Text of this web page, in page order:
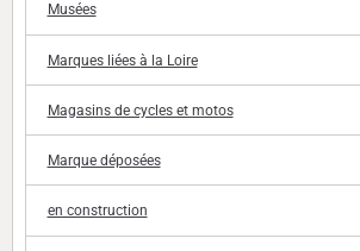
Musées
Marques liées à la Loire
Magasins de cycles et motos
Marque déposées
en construction